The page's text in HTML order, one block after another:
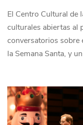
El Centro Cultural de
culturales abiertas al
conversatorios sobre
la Semana Santa, y